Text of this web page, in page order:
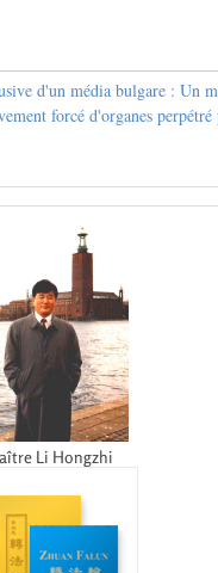
d'un média bulgare : Un
forcé d'organes
Li Hongzhi